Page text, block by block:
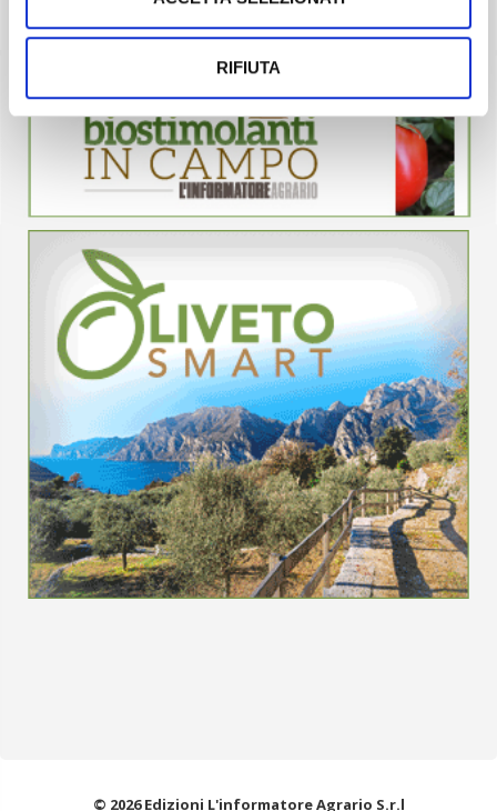
RIFIUTA
© 2026 Edizioni L'informatore Agrario S.r.l